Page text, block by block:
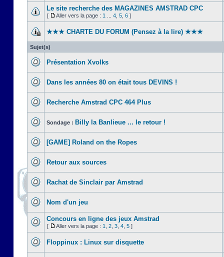
Le site recherche des MAGAZINES AMSTRAD CPC
[ Aller vers la page : 1 4 5 6 ]
★★★ CHARTE DU FORUM (Pensez à la lire) ★★★
Sujet(s)
Présentation Xvolks
Dans les années 80 on était tous DEVINS !
Recherche Amstrad CPC 464 Plus
Sondage : Billy la Banlieue ... le retour !
[GAME] Roland on the Ropes
Retour aux sources
Rachat de Sinclair par Amstrad
Nom d'un jeu
Concours en ligne des jeux Amstrad
[ Aller vers la page : 1 2 3 4 5 ]
Floppinux : Linux sur disquette